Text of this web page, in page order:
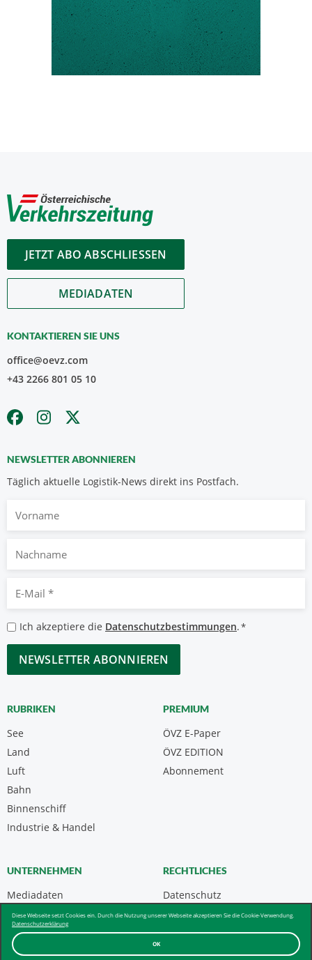
OK
Diese Webseite setzt Cookies ein. Durch die Nutzung unserer Webseite akzeptieren Sie die Cookie-Verwendung.
Datenschutzerklärung
JETZT ABO ABSCHLIESSEN
MEDIADATEN
KONTAKTIEREN SIE UNS
office@oevz.com
+43 2266 801 05 10
NEWSLETTER ABONNIEREN
Täglich aktuelle Logistik-News direkt ins Postfach.
Vorname
Nachname
Mail
*
Datenschutzbestimmungen
*
Ich akzeptiere die Datenschutzbestimmungen.*
CAPTCHA
RUBRIKEN
See
Land
Luft
Bahn
Binnenschiff
Industrie & Handel
PREMIUM
ÖVZ E-Paper
Abonnement
ÖVZ EDITION
UNTERNEHMEN
Mediadaten
Kontakt
Über uns & AGB
RECHTLICHES
Datenschutz
Impressum